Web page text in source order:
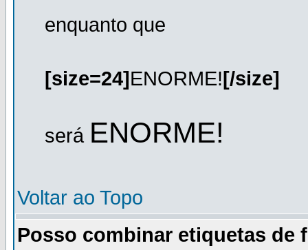
enquanto que
[size=24]ENORME![/size]
será ENORME!
Voltar ao Topo
Posso combinar etiquetas de